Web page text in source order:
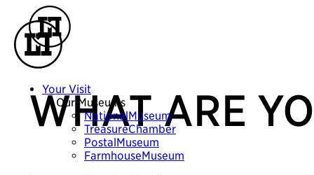
Your Visit
Our Museums
NationalMuseum
TreasureChamber
PostalMuseum
FarmhouseMuseum
WHAT ARE